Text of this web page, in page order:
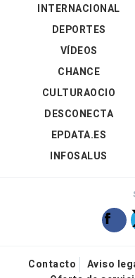
INTERNACIONAL
DEPORTES
VÍDEOS
CHANCE
CULTURAOCIO
DESCONECTA
EPDATA.ES
INFOSALUS
Contacto Aviso